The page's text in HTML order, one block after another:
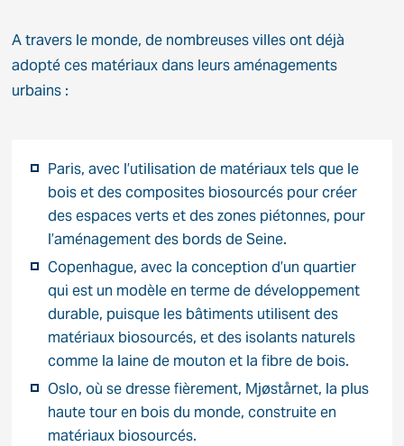
A travers le monde, de nombreuses villes ont déjà
adopté ces matériaux dans leurs aménagements
urbains :
Paris, avec l’utilisation de matériaux tels que le
bois et des composites biosourcés pour créer
des espaces verts et des zones piétonnes, pour
l’aménagement des bords de Seine.
Copenhague, avec la conception d’un quartier
qui est un modèle en terme de développement
durable, puisque les bâtiments utilisent des
matériaux biosourcés, et des isolants naturels
comme la laine de mouton et la fibre de bois.
Oslo, où se dresse fièrement, Mjøstårnet, la plus
haute tour en bois du monde, construite en
matériaux biosourcés.